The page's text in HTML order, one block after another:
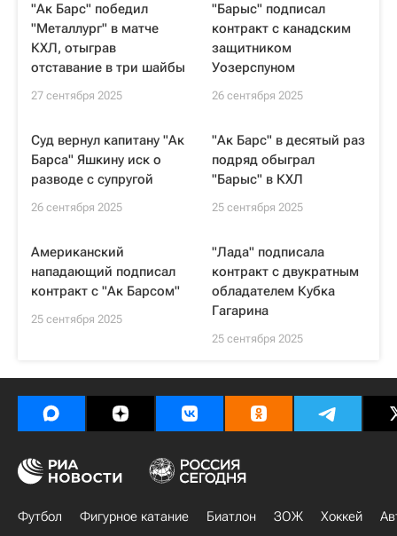
"Ак Барс" победил
"Металлург" в матче
КХЛ, отыграв
отставание в три шайбы
27 сентября 2025
"Барыс" подписал
контракт с канадским
защитником
Уозерспуном
26 сентября 2025
Суд вернул капитану "Ак
Барса" Яшкину иск о
разводе с супругой
26 сентября 2025
"Ак Барс" в десятый раз
подряд обыграл
"Барыс" в КХЛ
25 сентября 2025
Американский
нападающий подписал
контракт с "Ак Барсом"
25 сентября 2025
"Лада" подписала
контракт с двукратным
обладателем Кубка
Гагарина
25 сентября 2025
Футбол Фигурное катание Биатлон ЗОЖ Хоккей